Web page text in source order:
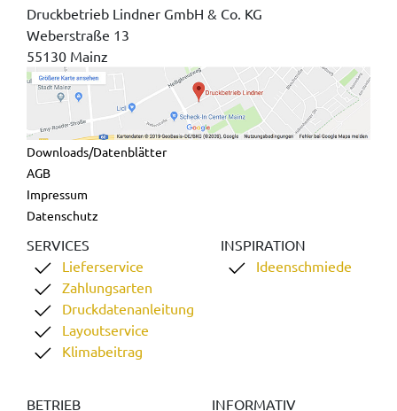
Druckbetrieb Lindner GmbH & Co. KG
Weberstraße 13
55130 Mainz
Downloads/Datenblätter
AGB
Impressum
Datenschutz
SERVICES
Lieferservice
Zahlungsarten
Druckdatenanleitung
Layoutservice
Klimabeitrag
INSPIRATION
Ideenschmiede
BETRIEB INFORMATIV